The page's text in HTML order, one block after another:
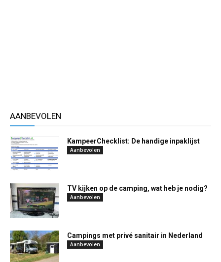
AANBEVOLEN
KampeerChecklist: De handige inpaklijst
Aanbevolen
TV kijken op de camping, wat heb je nodig?
Aanbevolen
Campings met privé sanitair in Nederland
Aanbevolen